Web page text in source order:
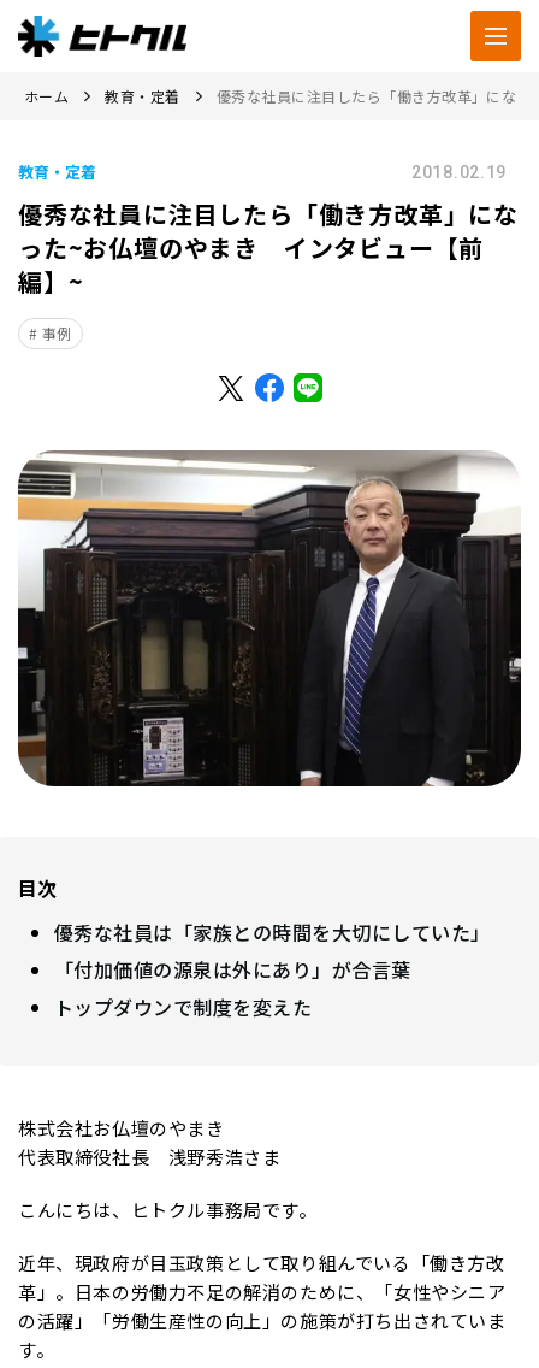
ホーム 教育・定着 優秀な社員に注目したら「働き方改革」にな
教育・定着 2018.02.19
優秀な社員に注目したら「働き方改革」にな
った~お仏壇のやまき インタビュー【前
編】~
事例
目次
優秀な社員は「家族との時間を大切にしていた」
「付加価値の源泉は外にあり」が合言葉
トップダウンで制度を変えた
株式会社お仏壇のやまき
代表取締役社長 浅野秀浩さま
こんにちは、ヒトクル事務局です。
近年、現政府が目玉政策として取り組んでいる「働き方改
革」。日本の労働力不足の解消のために、「女性やシニア
の活躍」「労働生産性の向上」の施策が打ち出されていま
す。